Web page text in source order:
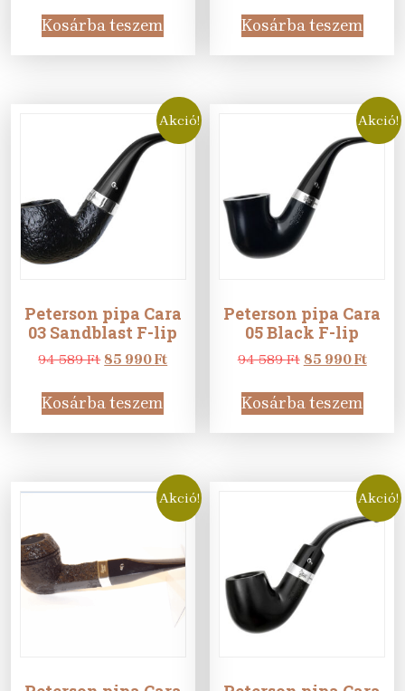
was:
102
289 Ft.
990 Ft.
Kosárba teszem
was:
102
289 Ft.
990
Kosárba teszem
Akció!
Peterson pipa Cara
03 Sandblast F-lip
94 589Ft Original
was:
94
589 Ft.
85 990FtCurrent
990 Ft.
Kosárba teszem
Akció!
Peterson pipa Cara
05 Black F-lip
94 589Ft Original
was:
94
589 Ft.
85 990Ft
990
Kosárba teszem
Akció! Akció!